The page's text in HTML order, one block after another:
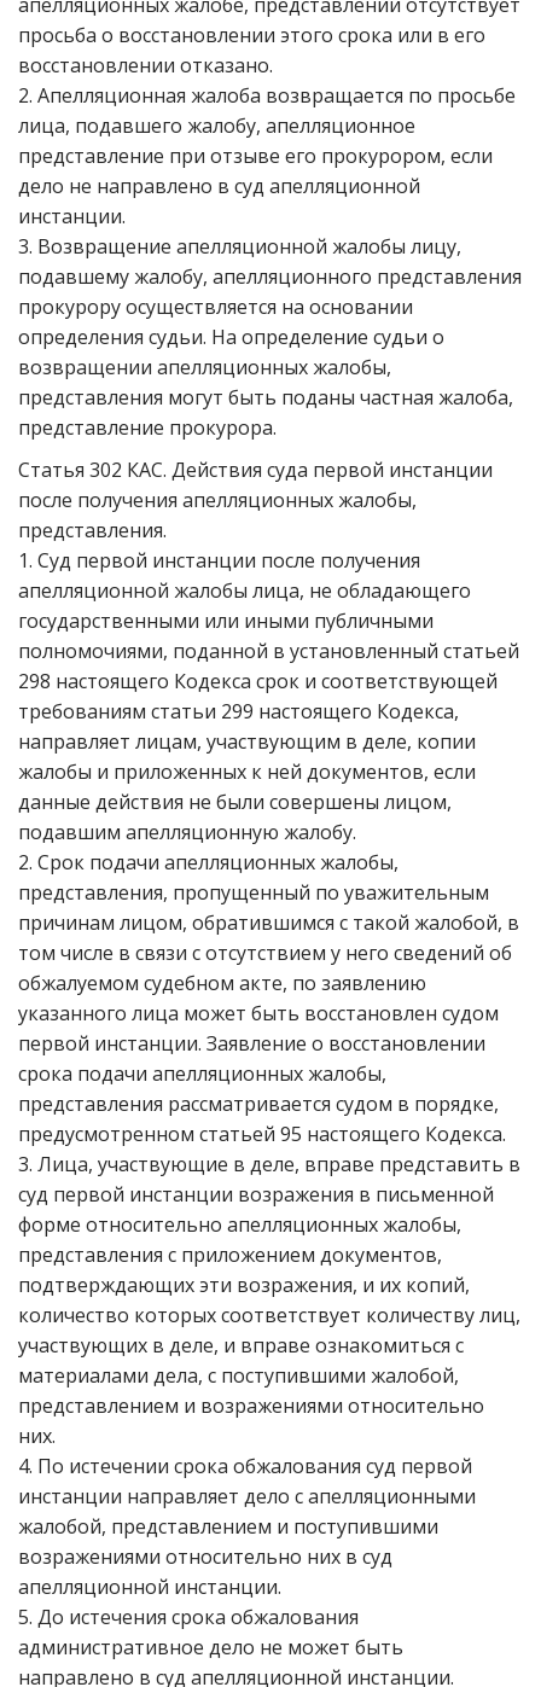
просьба о восстановлении этого срока или в его
восстановлении отказано.
2. Апелляционная жалоба возвращается по просьбе
лица, подавшего жалобу, апелляционное
представление при отзыве его прокурором, если
дело не направлено в суд апелляционной
инстанции.
3. Возвращение апелляционной жалобы лицу,
подавшему жалобу, апелляционного представления
прокурору осуществляется на основании
определения судьи. На определение судьи о
возвращении апелляционных жалобы,
представления могут быть поданы частная жалоба,
представление прокурора.
Статья 302 КАС. Действия суда первой инстанции
после получения апелляционных жалобы,
представления.
1. Суд первой инстанции после получения
апелляционной жалобы лица, не обладающего
государственными или иными публичными
полномочиями, поданной в установленный статьей
298 настоящего Кодекса срок и соответствующей
требованиям статьи 299 настоящего Кодекса,
направляет лицам, участвующим в деле, копии
жалобы и приложенных к ней документов, если
данные действия не были совершены лицом,
подавшим апелляционную жалобу.
2. Срок подачи апелляционных жалобы,
представления, пропущенный по уважительным
причинам лицом, обратившимся с такой жалобой, в
том числе в связи с отсутствием у него сведений об
обжалуемом судебном акте, по заявлению
указанного лица может быть восстановлен судом
первой инстанции. Заявление о восстановлении
срока подачи апелляционных жалобы,
представления рассматривается судом в порядке,
предусмотренном статьей 95 настоящего Кодекса.
3. Лица, участвующие в деле, вправе представить в
суд первой инстанции возражения в письменной
форме относительно апелляционных жалобы,
представления с приложением документов,
подтверждающих эти возражения, и их копий,
количество которых соответствует количеству лиц,
участвующих в деле, и вправе ознакомиться с
материалами дела, с поступившими жалобой,
представлением и возражениями относительно
них.
4. По истечении срока обжалования суд первой
инстанции направляет дело с апелляционными
жалобой, представлением и поступившими
возражениями относительно них в суд
апелляционной инстанции.
5. До истечения срока обжалования
административное дело не может быть
направлено в суд апелляционной инстанции.